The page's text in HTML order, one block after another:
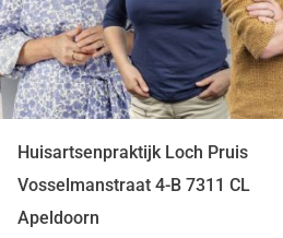
Huisartsenpraktijk Loch Pruis
Vosselmanstraat 4-B 7311 CL
Apeldoorn